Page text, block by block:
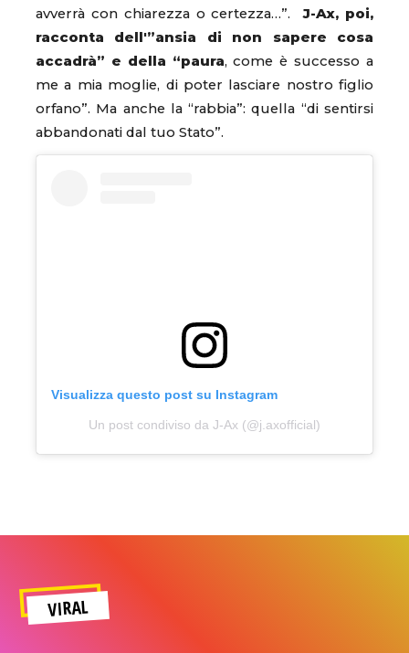
avverrà con chiarezza o certezza…”.J-Ax, poi,
racconta dell'”ansia di non sapere cosa
accadrà” e della “paura, come è successo a
me a mia moglie, di poter lasciare nostro figlio
orfano”. Ma anche la “rabbia”: quella “di sentirsi
abbandonati dal tuo Stato”.
Visualizza questo post su Instagram
Un post condiviso da J-Ax (@j.axofficial)
VIRAL